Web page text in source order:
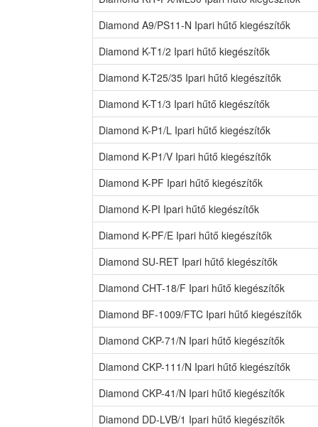
Diamond A9/PS11-N Ipari hűtő kiegészítők
Diamond K-T1/2 Ipari hűtő kiegészítők
Diamond K-T25/35 Ipari hűtő kiegészítők
Diamond K-T1/3 Ipari hűtő kiegészítők
Diamond K-P1/L Ipari hűtő kiegészítők
Diamond K-P1/V Ipari hűtő kiegészítők
Diamond K-PF Ipari hűtő kiegészítők
Diamond K-PI Ipari hűtő kiegészítők
Diamond K-PF/E Ipari hűtő kiegészítők
Diamond SU-RET Ipari hűtő kiegészítők
Diamond CHT-18/F Ipari hűtő kiegészítők
Diamond BF-1009/FTC Ipari hűtő kiegészítők
Diamond CKP-71/N Ipari hűtő kiegészítők
Diamond CKP-111/N Ipari hűtő kiegészítők
Diamond CKP-41/N Ipari hűtő kiegészítők
Diamond DD-LVB/1 Ipari hűtő kiegészítők